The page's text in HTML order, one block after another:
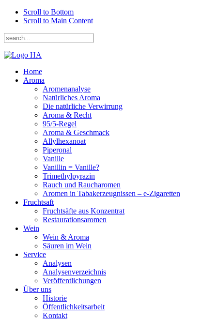
Scroll to Bottom
Scroll to Main Content
Home
Aroma
Aromenanalyse
Natürliches Aroma
Die natürliche Verwirrung
Aroma & Recht
95/5-Regel
Aroma & Geschmack
Allylhexanoat
Piperonal
Vanille
Vanillin = Vanille?
Trimethylpyrazin
Rauch und Raucharomen
Aromen in Tabakerzeugnissen – e-Zigaretten
Fruchtsaft
Fruchtsäfte aus Konzentrat
Restaurationsaromen
Wein
Wein & Aroma
Säuren im Wein
Service
Analysen
Analysenverzeichnis
Veröffentlichungen
Über uns
Historie
Öffentlichkeitsarbeit
Kontakt